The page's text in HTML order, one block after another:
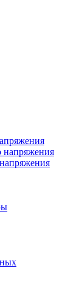
напряжения